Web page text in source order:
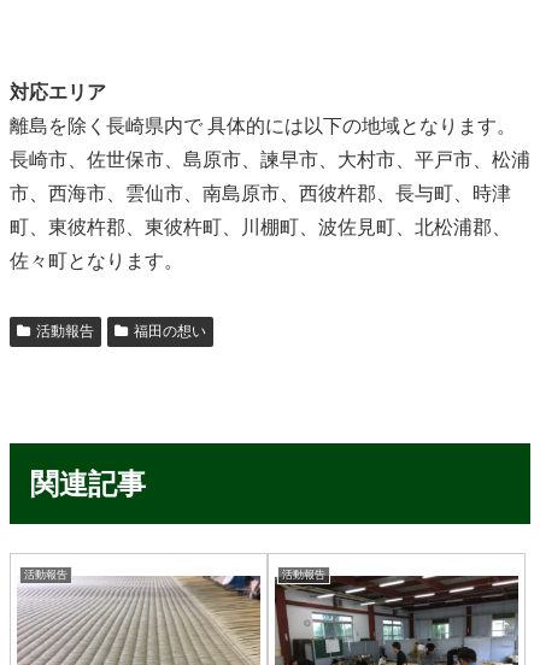
対応エリア
離島を除く長崎県内で 具体的には以下の地域となります。
長崎市、佐世保市、島原市、諫早市、大村市、平戸市、松浦
市、西海市、雲仙市、南島原市、西彼杵郡、長与町、時津
町、東彼杵郡、東彼杵町、川棚町、波佐見町、北松浦郡、
佐々町となります。
活動報告 福田の想い
関連記事
活動報告 活動報告